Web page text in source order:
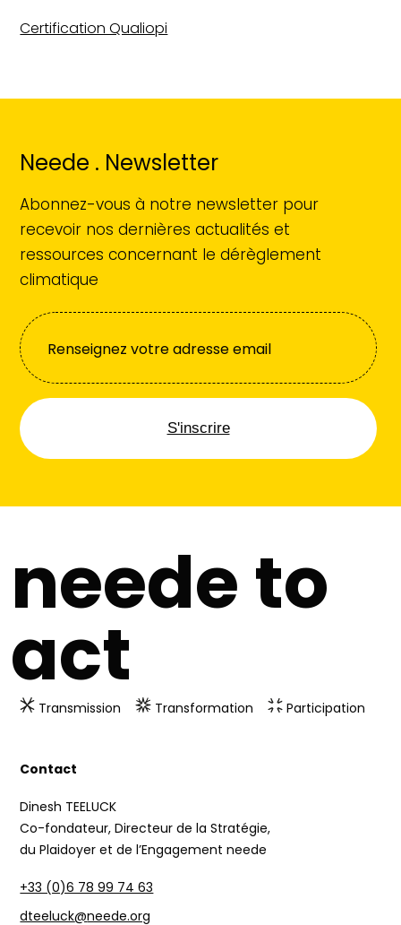
Certification Qualiopi
Neede . Newsletter
Abonnez-vous à notre newsletter pour
recevoir nos dernières actualités et
ressources concernant le dérèglement
climatique
S'inscrire
neede to
act
Transmission Transformation Participation
Contact
Dinesh TEELUCK
Co-fondateur, Directeur de la Stratégie,
du Plaidoyer et de l’Engagement neede
+33 (0)6 78 99 74 63
dteeluck@neede.org